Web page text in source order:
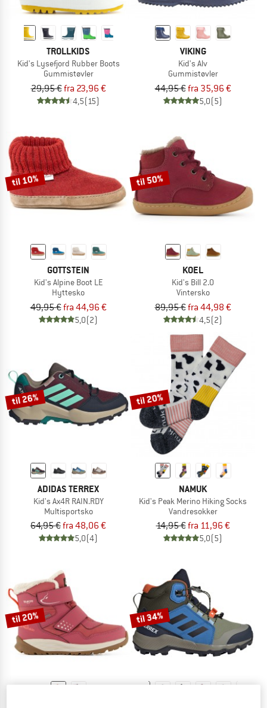
TROLLKIDS
Kid's Lysefjord Rubber Boots
Gummistøvler
29,95 €fra 23,96 €
4,5(15)
VIKING
Kid's Alv
Gummistøvler
44,95 €fra 35,96 €
5,0(5)
til 10%
GOTTSTEIN
Kid's Alpine Boot LE
Hyttesko
49,95 €fra 44,96 €
5,0(2)
til 50%
KOEL
Kid's Bill 2.0
Vintersko
89,95 €fra 44,98 €
4,5(2)
til 26%
ADIDAS TERREX
Kid's Ax4R RAIN.RDY
Multisportsko
64,95 €fra 48,06 €
5,0(4)
til 20%
NAMUK
Kid's Peak Merino Hiking Socks
Vandresokker
14,95 €fra 11,96 €
5,0(5)
til 20% til 34%